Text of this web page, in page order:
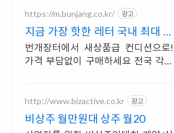
https://m.bunjang.co.kr/ 광고
지금 가장 핫한 레터 국내 최대 브
랜드 중고거래
번개장터에서 새상품급 컨디션으로!
가격 부담없이 구매하세요 전국 각지
http://www.bizactive.co.kr 광고
비상주 월만원대 상주 월20